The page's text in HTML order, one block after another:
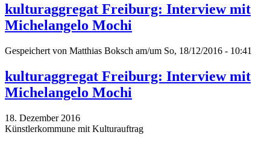
kulturaggregat Freiburg: Interview mit
Michelangelo Mochi
Gespeichert von Matthias Boksch am/um So, 18/12/2016 - 10:41
kulturaggregat Freiburg: Interview mit
Michelangelo Mochi
18. Dezember 2016
Künstlerkommune mit Kulturauftrag